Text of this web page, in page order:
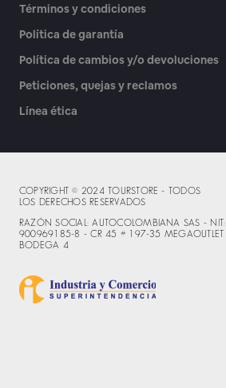
Términos y condiciones
Política de garantía
Política de cambios y/o devoluciones
Peticiones, quejas y reclamos
Línea ética
COPYRIGHT © 2024 TOURSTORE - TODOS
LOS DERECHOS RESERVADOS
RAZÓN SOCIAL: AUTOCOLOMBIANA SAS - NIT:
900969185-8 - CR 45 # 197-35 MEGAOUTLET
BODEGA 4